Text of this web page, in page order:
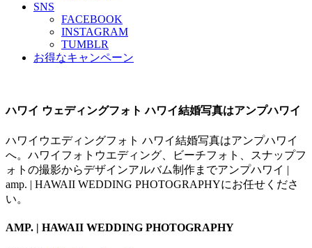
SNS
FACEBOOK
INSTAGRAM
TUMBLR
お得なキャンペーン
ハワイ ウェディングフォト ハワイ結婚写真はアンプハワイ
ハワイウエディングフォト ハワイ結婚写真はアンプハワイ
へ。ハワイフォトウエディング、ビーチフォト、スナップフ
ォトの撮影からデザインアルバム制作までアンプハワイ |
amp. | HAWAII WEDDING PHOTOGRAPHYにお任せくださ
い。
AMP. | HAWAII WEDDING PHOTOGRAPHY